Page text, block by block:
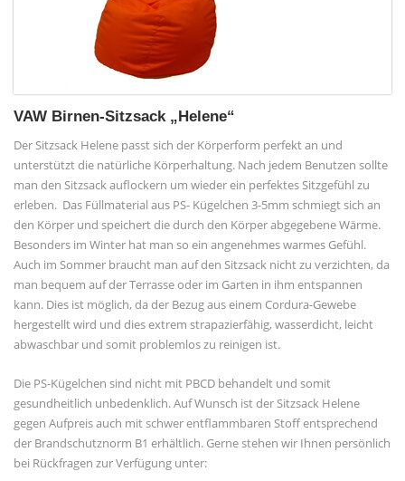
VAW Birnen-Sitzsack „Helene“
Der Sitzsack Helene passt sich der Körperform perfekt an und
unterstützt die natürliche Körperhaltung. Nach jedem Benutzen sollte
man den Sitzsack auflockern um wieder ein perfektes Sitzgefühl zu
erleben. Das Füllmaterial aus PS- Kügelchen 3-5mm schmiegt sich an
den Körper und speichert die durch den Körper abgegebene Wärme.
Besonders im Winter hat man so ein angenehmes warmes Gefühl.
Auch im Sommer braucht man auf den Sitzsack nicht zu verzichten, da
man bequem auf der Terrasse oder im Garten in ihm entspannen
kann. Dies ist möglich, da der Bezug aus einem Cordura-Gewebe
hergestellt wird und dies extrem strapazierfähig, wasserdicht, leicht
abwaschbar und somit problemlos zu reinigen ist.
Die PS-Kügelchen sind nicht mit PBCD behandelt und somit
gesundheitlich unbedenklich. Auf Wunsch ist der Sitzsack Helene
gegen Aufpreis auch mit schwer entflammbaren Stoff entsprechend
der Brandschutznorm B1 erhältlich. Gerne stehen wir Ihnen persönlich
bei Rückfragen zur Verfügung unter: